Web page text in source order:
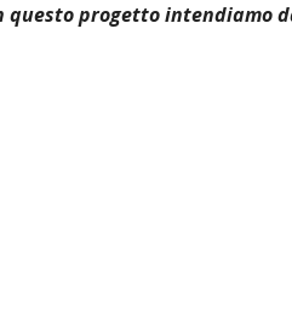
questo progetto intendiamo